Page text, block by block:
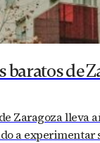
baratos de
Zaragoza lleva
a